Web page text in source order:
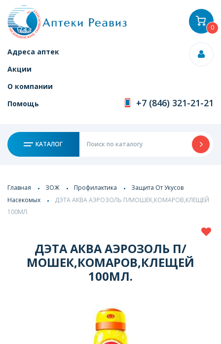
Адреса аптек
Акции
О компании
Помощь
+7 (846) 321-21-21
КАТАЛОГ
0
Главная ЗОЖ Профилактика
Защита От Укусов
Насекомых
ДЭТА АКВА АЭРОЗОЛЬ П/МОШЕК,КОМАРОВ,КЛЕЩЕЙ
100МЛ.
ДЭТА АКВА АЭРОЗОЛЬ П/
МОШЕК,КОМАРОВ,КЛЕЩЕЙ
100МЛ.